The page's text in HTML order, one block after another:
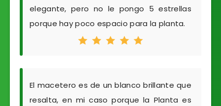
elegante, pero no le pongo 5 estrellas
porque hay poco espacio para la planta.
El macetero es de un blanco brillante que
resalta, en mi caso porque la Planta es